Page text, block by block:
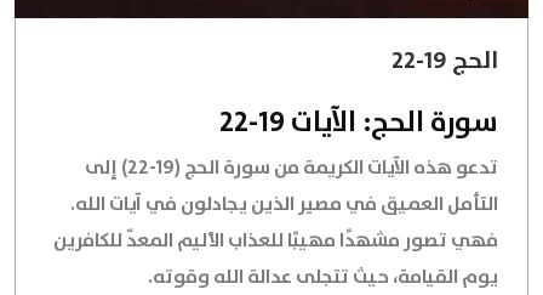
الحج 19-22
سورة الحج: الآيات 19-22
تدعو هذه الآيات الكريمة من سورة الحج (19-22) إلى
التأمل العميق في مصير الذين يجادلون في آيات الله.
فهي تصور مشهدًا مهيبًا للعذاب الأليم المعدّ للكافرين
يوم القيامة، حيث تتجلى عدالة الله وقوته.